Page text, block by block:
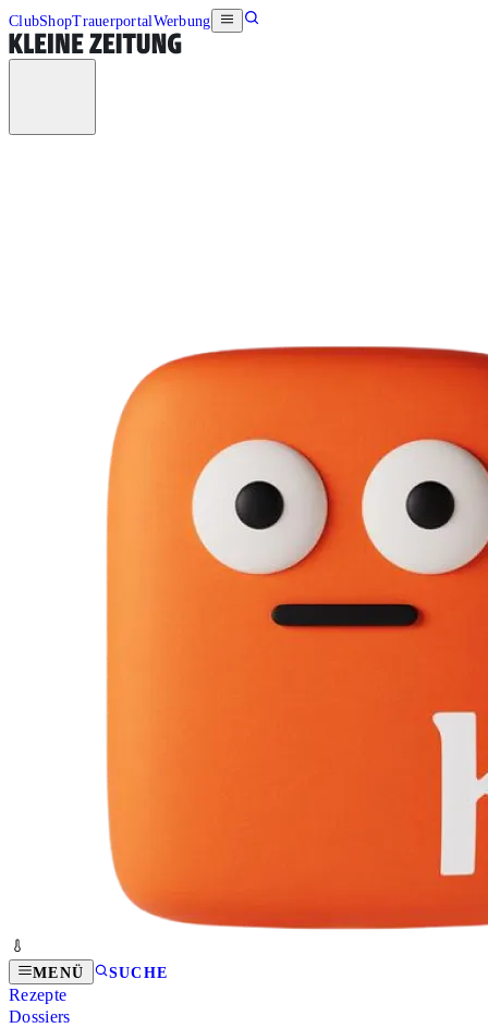
ClubShopTrauerportalWerbung
MENÜ SUCHE
Rezepte
Dossiers